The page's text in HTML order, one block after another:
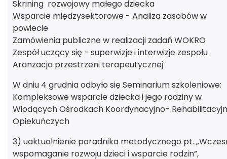
Skrining rozwojowy małego dziecka
Wsparcie międzysektorowe - Analiza zasobów w
powiecie
Zamówienia publiczne w realizacji zadań WOKRO
Zespół uczący się - superwizje i interwizje zespołu
Aranżacja przestrzeni terapeutycznej
W dniu 4 grudnia odbyło się Seminarium szkoleniowe:
Kompleksowe wsparcie dziecka i jego rodziny w
Wiodących Ośrodkach Koordynacyjno-
Opiekuńczych
3) uaktualnienie poradnika metodycznego pt.
wspomaganie rozwoju dzieci i wsparcie rodzin”,